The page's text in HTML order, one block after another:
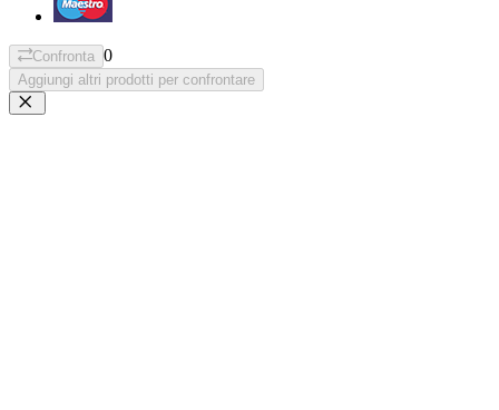
Confronta 0
Aggiungi altri prodotti per confrontare